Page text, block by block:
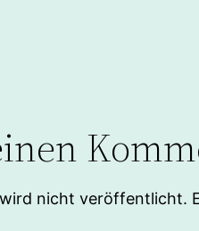
nicht veröffentlicht.